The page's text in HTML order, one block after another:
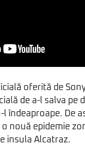
oferită de
de a-l salva
îndeaproape. De
nouă epidemie
insula Alcatraz.